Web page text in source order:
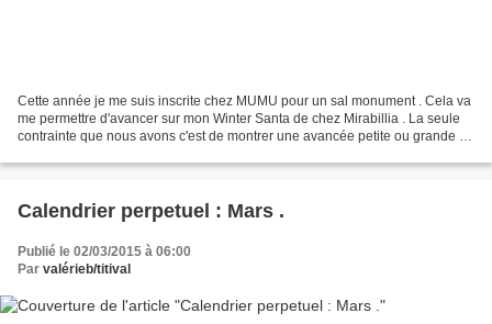
Cette année je me suis inscrite chez MUMU pour un sal monument . Cela va
me permettre d'avancer sur mon Winter Santa de chez Mirabillia . La seule
contrainte que nous avons c'est de montrer une avancée petite ou grande au
Calendrier perpetuel : Mars .
Publié le 02/03/2015 à 06:00
Par valérieb/titival